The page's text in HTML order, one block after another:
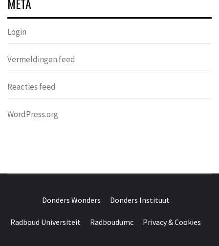
META
Login
Vermeldingen feed
Reacties feed
WordPress.org
WONDERS
Donders Wonders Donders Instituut
Radboud Universiteit Radboudumc Privacy & Cookies